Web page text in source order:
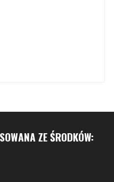
ZE ŚRODKÓW: